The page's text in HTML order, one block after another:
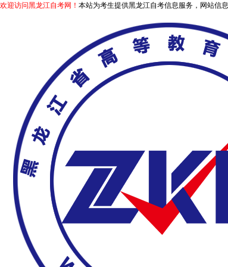
欢迎访问黑龙江自考网！ 本站为考生提供黑龙江自考信息服务，网站信